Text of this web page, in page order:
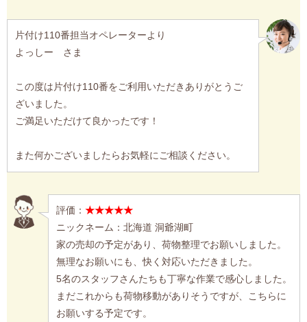
片付け110番担当オペレーターより
よっしー さま
この度は片付け110番をご利用いただきありがとうご
ざいました。
ご満足いただけて良かったです！
また何かございましたらお気軽にご相談ください。
評価： ★★★★★
ニックネーム：北海道 洞爺湖町
家の売却の予定があり、荷物整理でお願いしました。
無理なお願いにも、快く対応いただきました。
5名のスタッフさんたちも丁寧な作業で感心しました。
まだこれからも荷物移動がありそうですが、こちらに
お願いする予定です。